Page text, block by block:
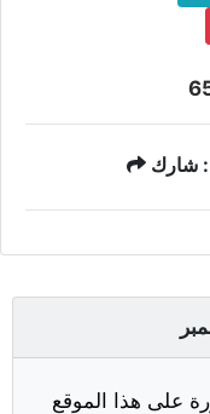
شارك :
على هذا الموقع